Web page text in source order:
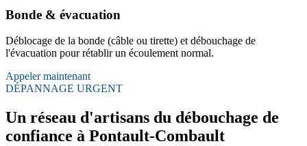
Bonde & évacuation
Déblocage de la bonde (câble ou tirette) et débouchage de
l'évacuation pour rétablir un écoulement normal.
Appeler maintenant
DÉPANNAGE URGENT
Un réseau d'artisans du débouchage de
confiance à Pontault-Combault